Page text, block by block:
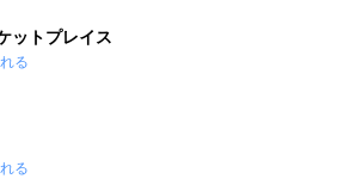
ットプレイス
る
る